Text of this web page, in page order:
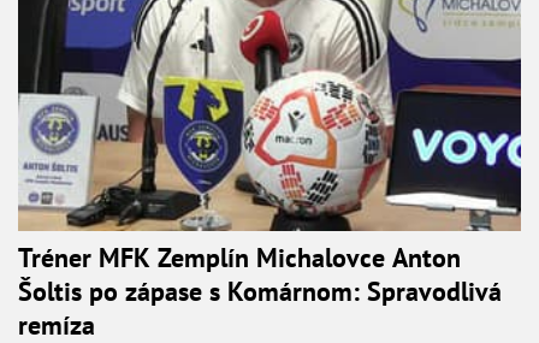
Tréner MFK Zemplín Michalovce Anton
Šoltis po zápase s Komárnom: Spravodlivá
remíza